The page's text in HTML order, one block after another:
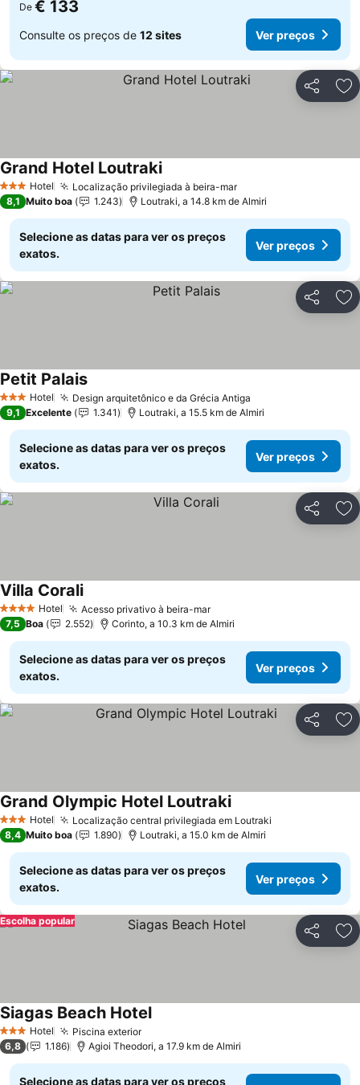
De € 133
Consulte os preços de 12 sites Ver preços
Partilhar
3 EstrelasHotel Localização privilegiada à beira-mar
Grand Hotel Loutraki
8,1 Muito boa 1.243 Loutraki, a 14.8 km de Almiri
Selecione as datas para ver os preços
exatos.
Ver preços
Partilhar
3 EstrelasHotel Design arquitetônico e da Grécia Antiga
Petit Palais
9,1 Excelente 1.341 Loutraki, a 15.5 km de Almiri
Selecione as datas para ver os preços
exatos.
Ver preços
Partilhar
4 EstrelasHotel Acesso privativo à beira-mar
Villa Corali
7,5 Boa 2.552 Corinto, a 10.3 km de Almiri
Selecione as datas para ver os preços
exatos.
Ver preços
Partilhar
3 EstrelasHotel Localização central privilegiada em Loutraki
Grand Olympic Hotel Loutraki
8,4 Muito boa 1.890 Loutraki, a 15.0 km de Almiri
Selecione as datas para ver os preços
exatos.
Ver preços
Partilhar
Escolha popular
3 EstrelasHotel Piscina exterior
Siagas Beach Hotel
6,8 1.186 Agioi Theodori, a 17.9 km de Almiri
Selecione as datas para ver os preços